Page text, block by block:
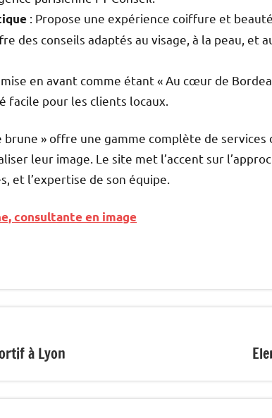
: Propose une expérience coiffure et
des conseils adaptés au visage, à la peau, et
en avant comme étant « Au cœur de
facile pour les clients locaux.
brune » offre une gamme complète de
leur image. Le site met l’accent sur
et l’expertise de son équipe.
consultante en image
à Lyon